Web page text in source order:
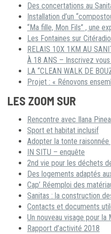
Des concertations au
Installation d’un
“Ma fille, Mon Fils” , une
Les Fontaines sur
RELAIS 10X 1KM AU
À 18 ANS – Inscrivez
LA “CLEAN WALK DE
Projet : « Rénovons
LES ZOOM SUR
Rencontre avec Ilana
Sport et habitat inclusif
Adopter la tonte
IN SITU – enquête
2nd vie pour les déchets
Des logements adaptés
Cap’ Réemploi des
Sanitas : la construction
Contacts et documents
Un nouveau visage pour la
Rapport d’activité 2018